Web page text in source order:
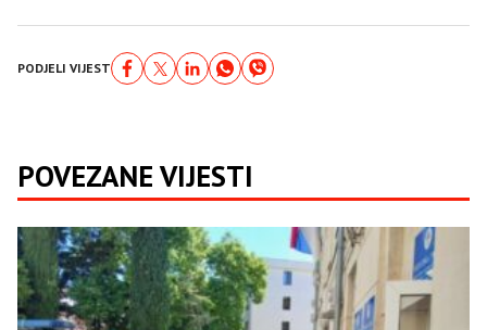
PODJELI VIJEST
POVEZANE VIJESTI